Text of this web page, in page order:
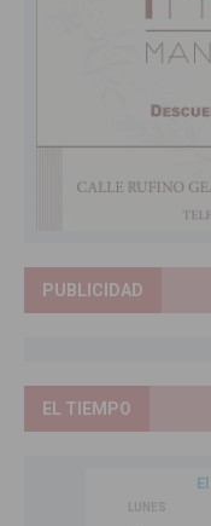
PUBLICIDAD
EL TIEMPO